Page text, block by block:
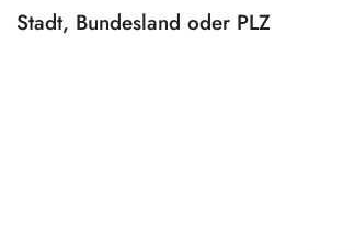
Stadt, Bundesland oder PLZ